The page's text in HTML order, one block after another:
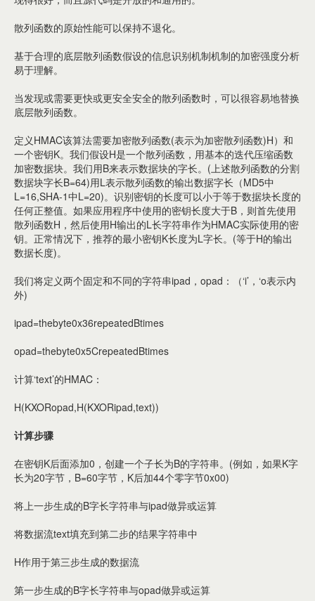
散列函数的原始性能可以保持不退化。
基于合理的底层散列函数假设的信息识别机制机制的加密强度分析
易于理解。
当发现或需要更快或更安全安全的散列函数时，可以很容易地替换
底层散列函数。
定义HMAC该算法需要加密散列函数(表示为加密散列函数)H）和
一个密钥K。我们假设H是一个散列函数，用基本的迭代压缩函数
加密数据块。我们用B来表示数据块的字长。(上述散列函数的分割
数据块字长B=64)用L表示散列函数的输出数据字长（MD5中
L=16,SHA-1中L=20)。识别密钥的长度可以小于等于数据块长度的
任何正整值。如果应用程序中使用的密钥长度大于B，则首先使用
散列函数H，然后使用H输出的L长字符串作为HMAC实际使用的密
钥。正常情况下，推荐的最小密钥K长度为L字长。(等于H的输出
数据长度)。
我们将定义两个固定和不同的字符串ipad，opad：（‘i’，‘o表示内
外)
ipad=thebyte0x36repeatedBtimes
opad=thebyte0x5CrepeatedBtimes
计算‘text’的HMAC：
H(KXORopad,H(KXORipad,text))
计算步骤
在密钥K后面添加0，创建一个子长为B的字符串。(例如，如果K字
长为20字节，B=60字节，K后加44个零字节0x00)
将上一步生成的B字长字符串与ipad做异或运算
将数据流text填充到第二步的结果字符串中
H作用于第三步生成的数据流
第一步生成的B字长字符串与opad做异或运算